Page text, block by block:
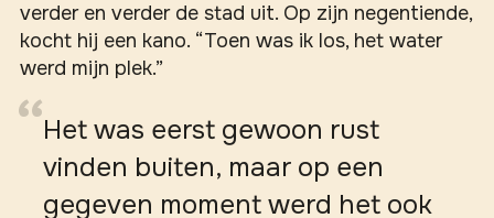
verder en verder de stad uit. Op zijn negentiende,
kocht hij een kano. “Toen was ik los, het water
werd mijn plek.”
Het was eerst gewoon rust
vinden buiten, maar op een
gegeven moment werd het ook